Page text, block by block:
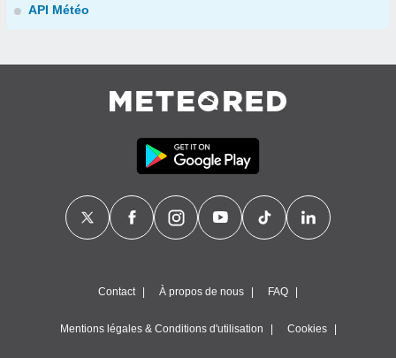
API Météo
Contact À propos de nous FAQ
Mentions légales & Conditions d'utilisation Cookies